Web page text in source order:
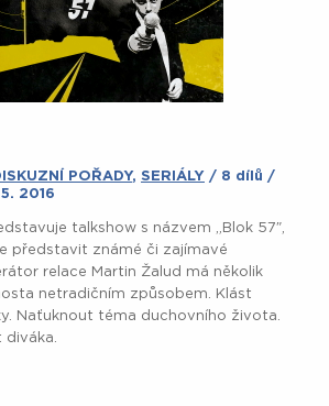
POŘADY, SERIÁLY / 8 dílů /
2016
talkshow s názvem „Blok 57″,
představit známé či zajímavé
relace Martin Žalud má několik
netradičním způsobem. Klást
Naťuknout téma duchovního života.
diváka.